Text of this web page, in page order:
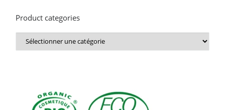
Product categories